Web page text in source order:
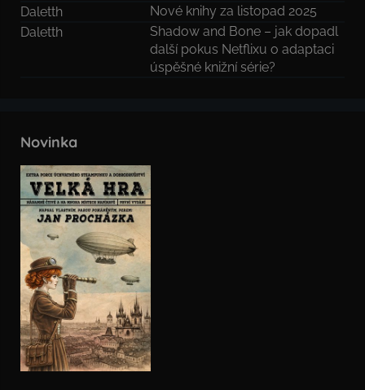
Daletth
Nové knihy za listopad 2025
Daletth
Shadow and Bone – jak dopadl
další pokus Netflixu o adaptaci
úspěšné knižní série?
Novinka